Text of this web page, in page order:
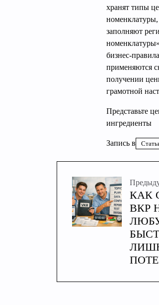
хранят типы
заполняют
применяются
получении
грамотной
Представьте
ингредиенты
Запись в
КАК
ВКР